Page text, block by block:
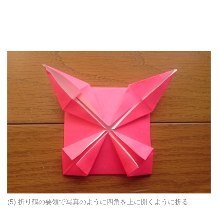
(5) 折り鶴の要領で写真のように四角を上に開くように折る